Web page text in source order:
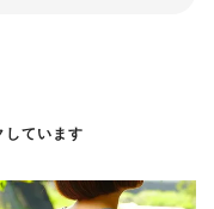
しています